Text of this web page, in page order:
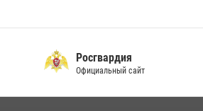
Росгвардия
Официальный сайт